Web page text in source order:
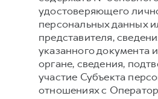
удостоверяющего
персональных данных
представителя,
указанного документа
органе, сведения,
участие Субъекта
отношениях с